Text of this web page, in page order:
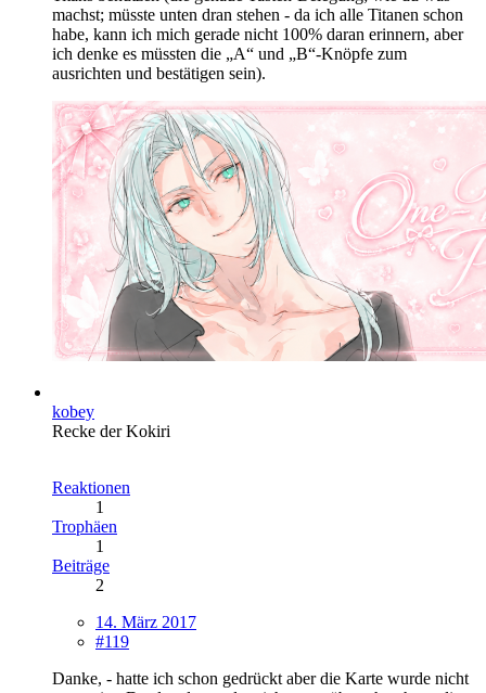
machst; müsste unten dran stehen - da ich alle Titanen schon
habe, kann ich mich gerade nicht 100% daran erinnern, aber
ich denke es müssten die „A“ und „B“-Knöpfe zum
ausrichten und bestätigen sein).
kobey
Recke der Kokiri
Reaktionen
1
Trophäen
1
Beiträge
2
14. März 2017
#119
Danke, - hatte ich schon gedrückt aber die Karte wurde nicht